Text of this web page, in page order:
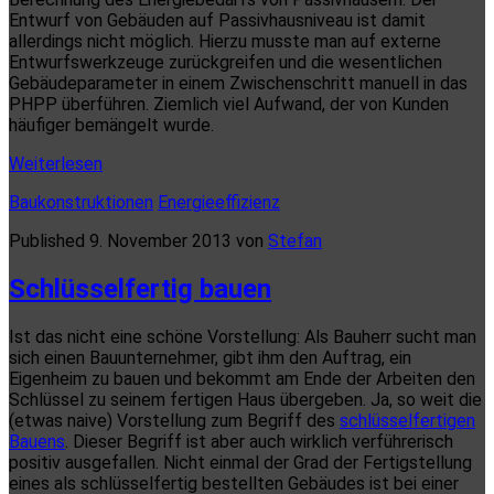
Entwurf von Gebäuden auf Passivhausniveau ist damit
allerdings nicht möglich. Hierzu musste man auf externe
Entwurfswerkzeuge zurückgreifen und die wesentlichen
Gebäudeparameter in einem Zwischenschritt manuell in das
PHPP überführen. Ziemlich viel Aufwand, der von Kunden
häufiger bemängelt wurde.
Weiterlesen
für
Baukonstruktionen Energieeffizienz
Published 9. November 2013 von Stefan
Schlüsselfertig bauen
Ist das nicht eine schöne Vorstellung: Als Bauherr sucht man
sich einen Bauunternehmer, gibt ihm den Auftrag, ein
Eigenheim zu bauen und bekommt am Ende der Arbeiten den
Schlüssel zu seinem fertigen Haus übergeben. Ja, so weit die
(etwas naive) Vorstellung zum Begriff des schlüsselfertigen
Bauens. Dieser Begriff ist aber auch wirklich verführerisch
positiv ausgefallen. Nicht einmal der Grad der Fertigstellung
eines als schlüsselfertig bestellten Gebäudes ist bei einer